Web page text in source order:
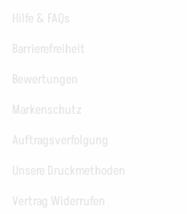
Hilfe & FAQs
Barrierefreiheit
Bewertungen
Markenschutz
Auftragsverfolgung
Unsere Druckmethoden
Vertrag Widerrufen